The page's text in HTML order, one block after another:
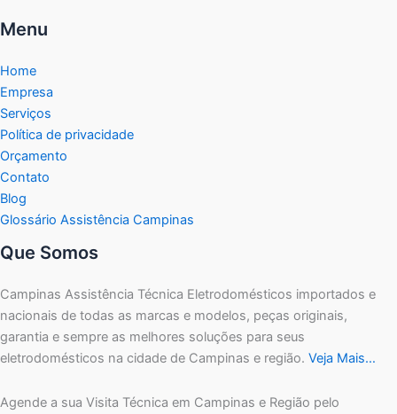
Menu
Home
Empresa
Serviços
Política de privacidade
Orçamento
Contato
Blog
Glossário Assistência Campinas
Que Somos
Campinas Assistência Técnica Eletrodomésticos importados e
nacionais de todas as marcas e modelos, peças originais,
garantia e sempre as melhores soluções para seus
eletrodomésticos na cidade de Campinas e região. Veja Mais…
Agende a sua Visita Técnica em Campinas e Região pelo